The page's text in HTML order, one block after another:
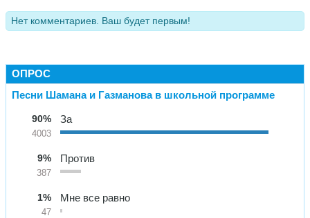
Нет комментариев. Ваш будет первым!
ОПРОС
Песни Шамана и Газманова в школьной программе
90%
4003
За
9%
387
Против
1%
47
Мне все равно